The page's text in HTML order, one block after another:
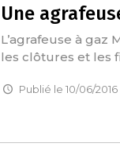
Une
L’agrafeuse à gaz
les clôtures et les
Publié le 10/06/2016